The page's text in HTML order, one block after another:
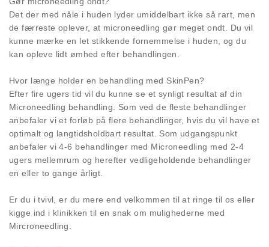
Det der med nåle i huden lyder umiddelbart ikke så rart, men
de færreste oplever, at microneedling gør meget ondt. Du vil
kunne mærke en let stikkende fornemmelse i huden, og du
kan opleve lidt ømhed efter behandlingen.
Hvor længe holder en behandling med SkinPen?
Efter fire ugers tid vil du kunne se et synligt resultat af din
Microneedling behandling. Som ved de fleste behandlinger
anbefaler vi et forløb på flere behandlinger, hvis du vil have et
optimalt og langtidsholdbart resultat. Som udgangspunkt
anbefaler vi 4-6 behandlinger med Microneedling med 2-4
ugers mellemrum og herefter vedligeholdende behandlinger
en eller to gange årligt.
Er du i tvivl, er du mere end velkommen til at ringe til os eller
kigge ind i klinikken til en snak om mulighederne med
Mircroneedling.